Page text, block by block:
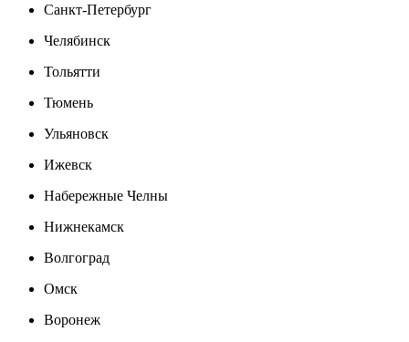
Санкт-Петербург
Челябинск
Тольятти
Тюмень
Ульяновск
Ижевск
Набережные Челны
Нижнекамск
Волгоград
Омск
Воронеж